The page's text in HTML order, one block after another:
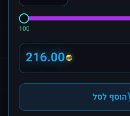
100
216.00
הוסף לסל